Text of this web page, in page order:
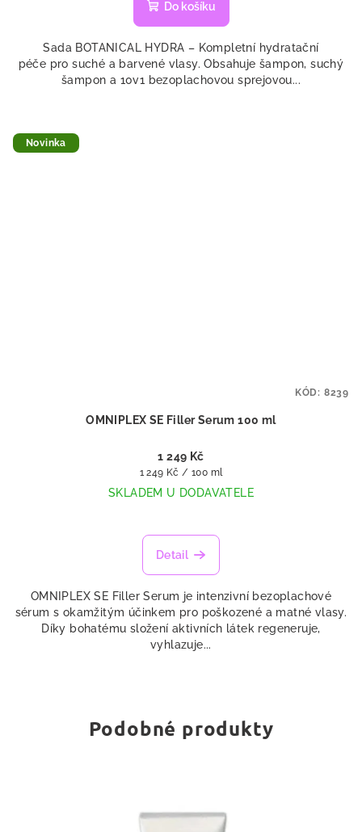
Do košíku
Sada BOTANICAL HYDRA – Kompletní hydratační
péče pro suché a barvené vlasy. Obsahuje šampon, suchý
šampon a 10v1 bezoplachovou sprejovou...
Novinka
OMNIPLEX SE Filler Serum 100 ml
1 249 Kč
Měrná
cena:
1 249 Kč / 100 ml
SKLADEM U DODAVATELE
Detail
OMNIPLEX SE Filler Serum je intenzivní bezoplachové
sérum s okamžitým účinkem pro poškozené a matné vlasy.
Díky bohatému složení aktivních látek regeneruje,
vyhlazuje...
KÓD: 8239
Podobné produkty